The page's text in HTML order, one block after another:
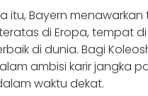
itu, Bayern
di Eropa, tempat
di dunia. Bagi
ambisi karir jangka
waktu dekat.